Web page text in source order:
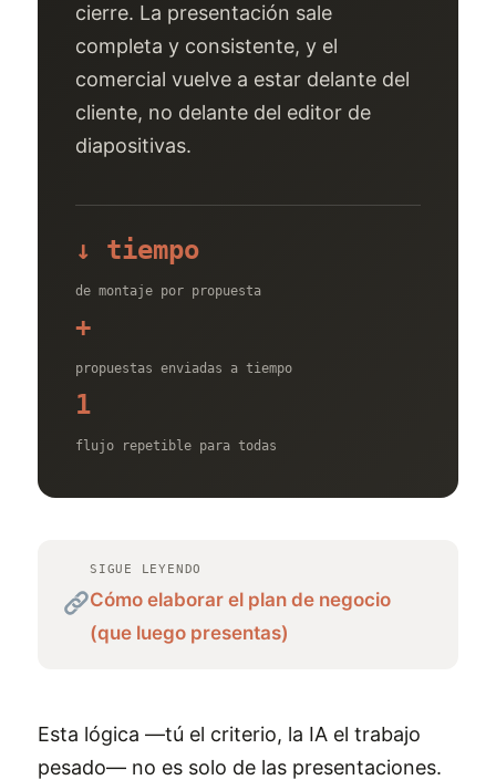
cierre. La presentación sale
completa y consistente, y el
comercial vuelve a estar delante del
cliente, no delante del editor de
diapositivas.
↓ tiempo
de montaje por propuesta
+
propuestas enviadas a tiempo
1
flujo repetible para todas
SIGUE LEYENDO
Cómo elaborar el plan de negocio
(que luego presentas)
Esta lógica —tú el criterio, la IA el trabajo
pesado— no es solo de las presentaciones.